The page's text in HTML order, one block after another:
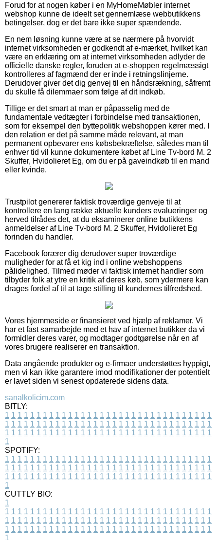
Forud for at nogen køber i en MyHomeMøbler internet
webshop kunne de ideelt set gennemlæse webbutikkens
betingelser, dog er det bare ikke super spændende.
En nem løsning kunne være at se nærmere på hvorvidt
internet virksomheden er godkendt af e-mærket, hvilket kan
være en erklæring om at internet virksomheden adlyder de
officielle danske regler, foruden at e-shoppen regelmæssigt
kontrolleres af fagmænd der er inde i retningslinjerne.
Derudover giver det dig genvej til en håndsrækning, såfremt
du skulle få dilemmaer som følge af dit indkøb.
Tillige er det smart at man er påpasselig med de
fundamentale vedtægter i forbindelse med transaktionen,
som for eksempel den byttepolitik webshoppen kører med. I
den relation er det på samme måde relevant, at man
permanent opbevarer ens købsbekræftelse, således man til
enhver tid vil kunne dokumentere købet af Line Tv-bord M. 2
Skuffer, Hvidolieret Eg, om du er på gaveindkøb til en mand
eller kvinde.
Trustpilot genererer faktisk troværdige genveje til at
kontrollere en lang række aktuelle kunders evalueringer og
herved tilrådes det, at du eksaminerer online butikkens
anmeldelser af Line Tv-bord M. 2 Skuffer, Hvidolieret Eg
forinden du handler.
Facebook forærer dig derudover super troværdige
muligheder for at få et kig ind i online webshoppens
pålidelighed. Tilmed møder vi faktisk internet handler som
tilbyder folk at ytre en kritik af deres køb, som ydermere kan
drages fordel af til at tage stilling til kundernes tilfredshed.
Vores hjemmeside er finansieret ved hjælp af reklamer. Vi
har et fast samarbejde med et hav af internet butikker da vi
formidler deres varer, og modtager godtgørelse når en af
vores brugere realiserer en transaktion.
Data angående produkter og e-firmaer understøttes hyppigt,
men vi kan ikke garantere imod modifikationer der potentielt
er lavet siden vi senest opdaterede sidens data.
sanalkolicim.com
BITLY:
1 1 1 1 1 1 1 1 1 1 1 1 1 1 1 1 1 1 1 1 1 1 1 1 1 1 1 1 1 1 1 1 1
1 1 1 1 1 1 1 1 1 1 1 1 1 1 1 1 1 1 1 1 1 1 1 1 1 1 1 1 1 1 1 1 1
1 1 1 1 1 1 1 1 1 1 1 1 1 1 1 1 1 1 1 1 1 1 1 1 1 1 1 1 1 1 1 1 1
1
SPOTIFY:
1 1 1 1 1 1 1 1 1 1 1 1 1 1 1 1 1 1 1 1 1 1 1 1 1 1 1 1 1 1 1 1 1
1 1 1 1 1 1 1 1 1 1 1 1 1 1 1 1 1 1 1 1 1 1 1 1 1 1 1 1 1 1 1 1 1
1 1 1 1 1 1 1 1 1 1 1 1 1 1 1 1 1 1 1 1 1 1 1 1 1 1 1 1 1 1 1 1 1
1
CUTTLY BIO:
1
1 1 1 1 1 1 1 1 1 1 1 1 1 1 1 1 1 1 1 1 1 1 1 1 1 1 1 1 1 1 1 1 1
1 1 1 1 1 1 1 1 1 1 1 1 1 1 1 1 1 1 1 1 1 1 1 1 1 1 1 1 1 1 1 1 1
1 1 1 1 1 1 1 1 1 1 1 1 1 1 1 1 1 1 1 1 1 1 1 1 1 1 1 1 1 1 1 1 1
1